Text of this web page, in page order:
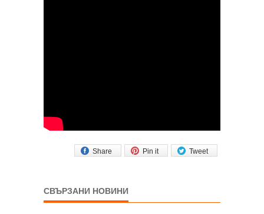
Tweet
Pin it
Share
СВЪРЗАНИ НОВИНИ